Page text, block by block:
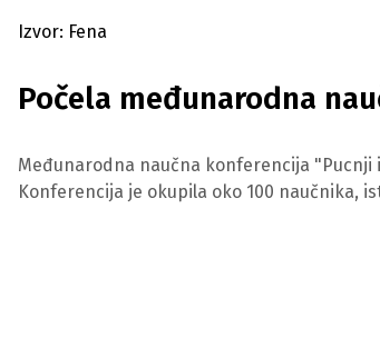
Izvor: Fena
Počela međunarodna
Međunarodna naučna konferencija "Pucnji
Konferencija je okupila oko 100 naučnika,